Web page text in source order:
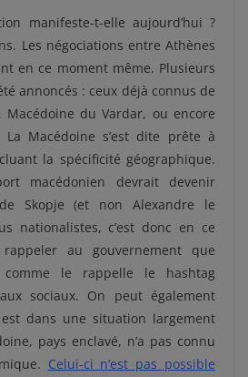
manifeste-t-elle aujourd’hui ?
Les négociations entre Athènes
en ce moment même. Plusieurs
annoncés : ceux déjà connus de
du Vardar, ou encore
La Macédoine s’est dite prête à
la spécificité géographique.
macédonien devrait devenir
Skopje (et non Alexandre le
nationalistes, c’est donc en ce
au gouvernement que
comme le rappelle le hashtag
sociaux. On peut également
dans une situation largement
pays enclavé, n’a pas connu
Celui-ci n’est pas possible